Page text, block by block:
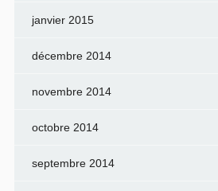
janvier 2015
décembre 2014
novembre 2014
octobre 2014
septembre 2014